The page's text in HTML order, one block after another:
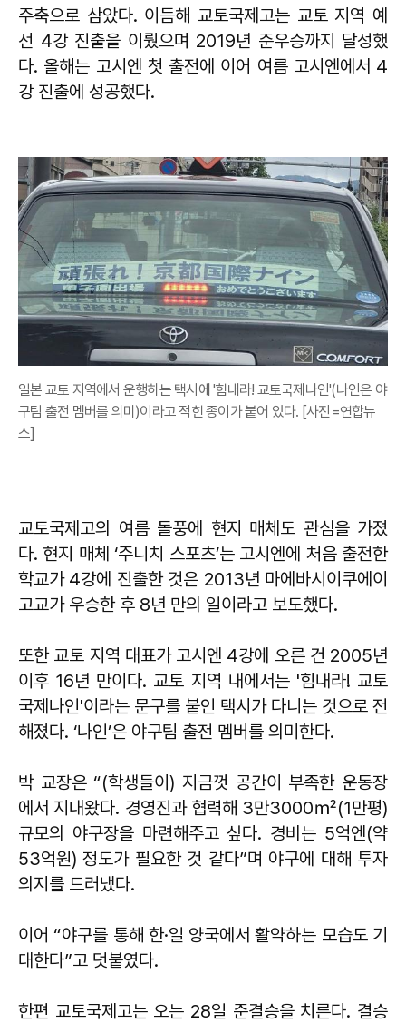
주축으로 삼았다. 이듬해 교토국제고는 교토 지역 예
선 4강 진출을 이뤘으며 2019년 준우승까지 달성했
다. 올해는 고시엔 첫 출전에 이어 여름 고시엔에서 4
강 진출에 성공했다.
일본 교토 지역에서 운행하는 택시에 '힘내라! 교토국제나인'(나인은 야
구팀 출전 멤버를 의미)이라고 적힌 종이가 붙어 있다. [사진=연합뉴
스]
교토국제고의 여름 돌풍에 현지 매체도 관심을 가졌
다. 현지 매체 ‘주니치 스포츠’는 고시엔에 처음 출전한
학교가 4강에 진출한 것은 2013년 마에바시이쿠에이
고교가 우승한 후 8년 만의 일이라고 보도했다.
또한 교토 지역 대표가 고시엔 4강에 오른 건 2005년
이후 16년 만이다. 교토 지역 내에서는 '힘내라! 교토
국제나인'이라는 문구를 붙인 택시가 다니는 것으로 전
해졌다. ‘나인’은 야구팀 출전 멤버를 의미한다.
박 교장은 “(학생들이) 지금껏 공간이 부족한 운동장
에서 지내왔다. 경영진과 협력해 3만3000㎡(1만평)
규모의 야구장을 마련해주고 싶다. 경비는 5억엔(약
53억원) 정도가 필요한 것 같다”며 야구에 대해 투자
의지를 드러냈다.
이어 “야구를 통해 한·일 양국에서 활약하는 모습도 기
대한다”고 덧붙였다.
한편 교토국제고는 오는 28일 준결승을 치른다. 결승